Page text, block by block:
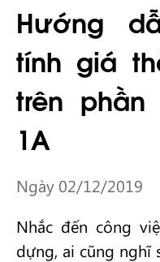
Hướng
tính giá
trên
1A
Ngày 02/12/2019
Nhắc đến công
dựng, ai cũng nghĩ